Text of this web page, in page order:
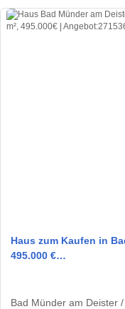
Haus zum Kaufen in
495.000 €…
Bad Münder am Deister